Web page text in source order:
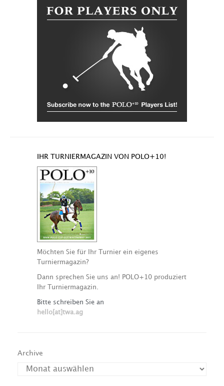
IHR TURNIERMAGAZIN VON POLO+10!
Möchten Sie für Ihr Turnier ein eigenes
Turniermagazin?
Dann sprechen Sie uns an! POLO+10 produziert
Ihr Turniermagazin.
Bitte schreiben Sie an
hello[at]twa.ag
Archive